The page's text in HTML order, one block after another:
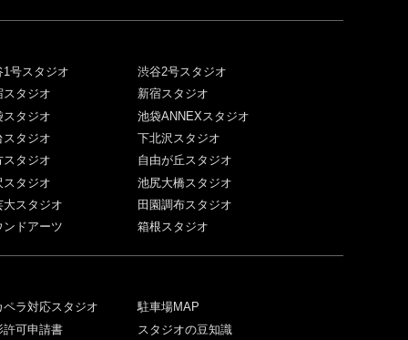
1号スタジオ
渋谷2号スタジオ
スタジオ
新宿スタジオ
スタジオ
池袋ANNEXスタジオ
スタジオ
下北沢スタジオ
スタジオ
自由が丘スタジオ
スタジオ
池尻大橋スタジオ
大スタジオ
田園調布スタジオ
ンドアーツ
箱根スタジオ
ペラ対応スタジオ
駐車場MAP
許可申請書
スタジオの豆知識